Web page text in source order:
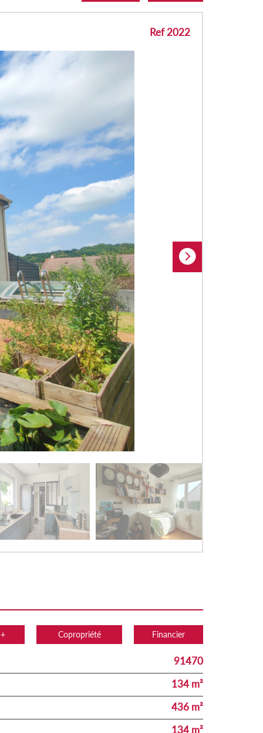
Ref 2022
Copropriété Financier
91470
134 m²
436 m²
134 m²